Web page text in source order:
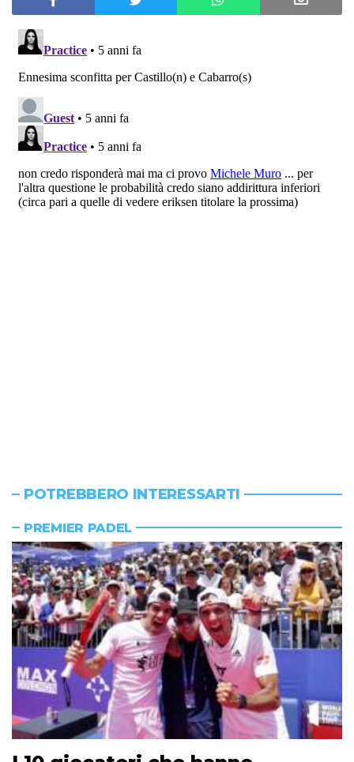
POTREBBERO INTERESSARTI
PREMIER PADEL